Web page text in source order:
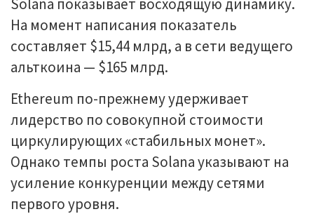
Solana показывает восходящую динамику.
На момент написания показатель
составляет $15,44 млрд, а в сети ведущего
альткоина — $165 млрд.
Ethereum по-прежнему удерживает
лидерство по совокупной стоимости
циркулирующих «стабильных монет».
Однако темпы роста Solana указывают на
усиление конкуренции между сетями
первого уровня.